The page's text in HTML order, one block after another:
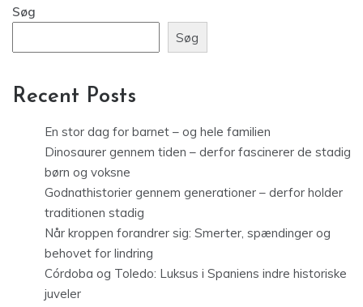
Søg
Søg
Recent Posts
En stor dag for barnet – og hele familien
Dinosaurer gennem tiden – derfor fascinerer de stadig
børn og voksne
Godnathistorier gennem generationer – derfor holder
traditionen stadig
Når kroppen forandrer sig: Smerter, spændinger og
behovet for lindring
Córdoba og Toledo: Luksus i Spaniens indre historiske
juveler